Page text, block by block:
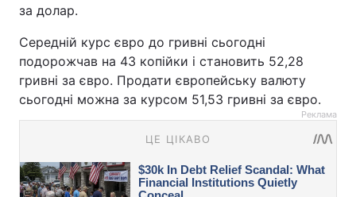
за долар.
Середній курс євро до гривні сьогодні
подорожчав на 43 копійки і становить 52,28
гривні за євро. Продати європейську валюту
сьогодні можна за курсом 51,53 гривні за євро.
Реклама